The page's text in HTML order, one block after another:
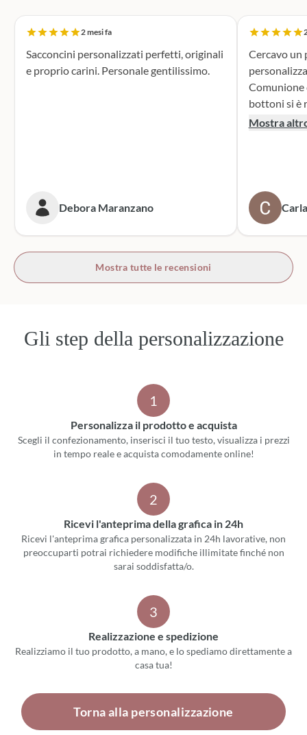
2 mesi fa
Sacconcini personalizzati perfetti, originali
e proprio carini. Personale gentilissimo.
Debora Maranzano
Cercavo
Comunione di
bottoni si è
supporto
prossime
bottoni!
Mostra
Mostra tutte le recensioni
Gli step della personalizzazione
1
Personalizza il prodotto e acquista
Scegli il confezionamento, inserisci il tuo testo, visualizza i prezzi
in tempo reale e acquista comodamente online!
2
Ricevi l'anteprima della grafica in 24h
Ricevi l'anteprima grafica personalizzata in 24h lavorative, non
preoccuparti potrai richiedere modifiche illimitate finché non
sarai soddisfatta/o.
3
Realizzazione e spedizione
Realizziamo il tuo prodotto, a mano, e lo spediamo direttamente a
casa tua!
Torna alla personalizzazione